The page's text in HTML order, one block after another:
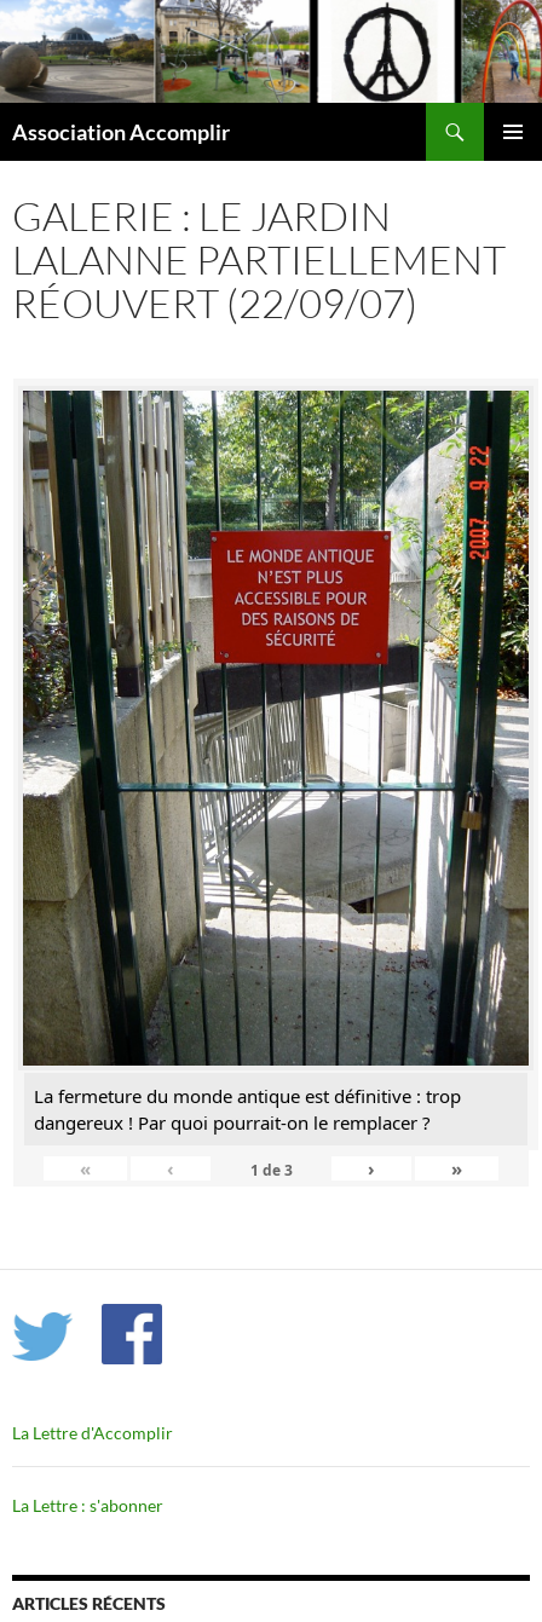
Aller
au
contenu
Association Accomplir
GALERIE : LE JARDIN
LALANNE PARTIELLEMENT
RÉOUVERT (22/09/07)
La fermeture du monde antique est définitive : trop
dangereux ! Par quoi pourrait-on le remplacer ?
«
‹ 1 de3 › »
La Lettre d'Accomplir
La Lettre : s'abonner
ARTICLES RÉCENTS